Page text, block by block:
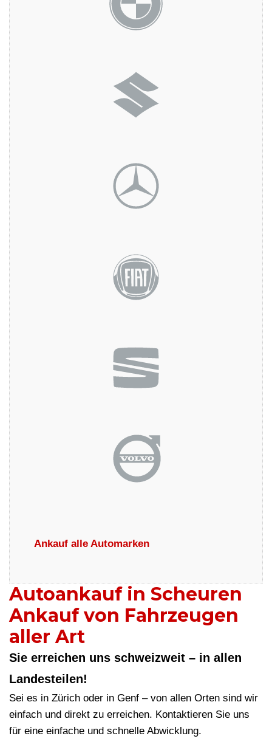
Ankauf alle Automarken
Autoankauf in Scheuren
Ankauf von Fahrzeugen
aller Art
Sie erreichen uns schweizweit – in allen
Landesteilen!
Sei es in Zürich oder in Genf – von allen Orten sind wir
einfach und direkt zu erreichen. Kontaktieren Sie uns
für eine einfache und schnelle Abwicklung.